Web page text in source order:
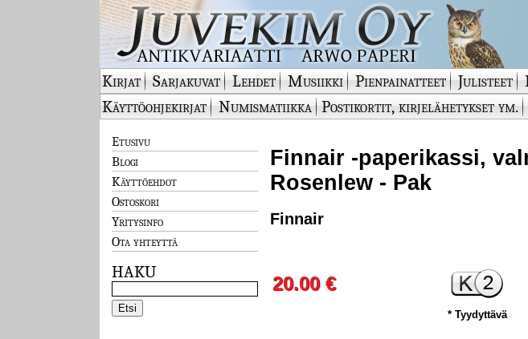
Kirjat Sarjakuvat Lehdet Musiikki Pienpainatteet Julisteet
Käyttöohjekirjat
Numismatiikka Postikortit, kirjelähetykset ym.
Etusivu
Blogi
Käyttöehdot
Ostoskori
Yritysinfo
Ota yhteyttä
HAKU
Finnair -paperikassi,
Rosenlew - Pak
Finnair
20.00 €
* Tyydyttävä